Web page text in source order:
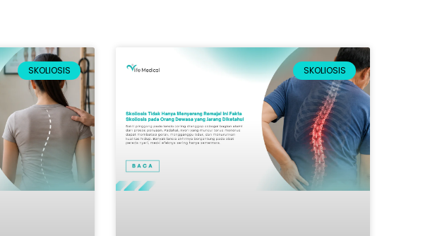
SKOLIOSIS SKOLIOSIS